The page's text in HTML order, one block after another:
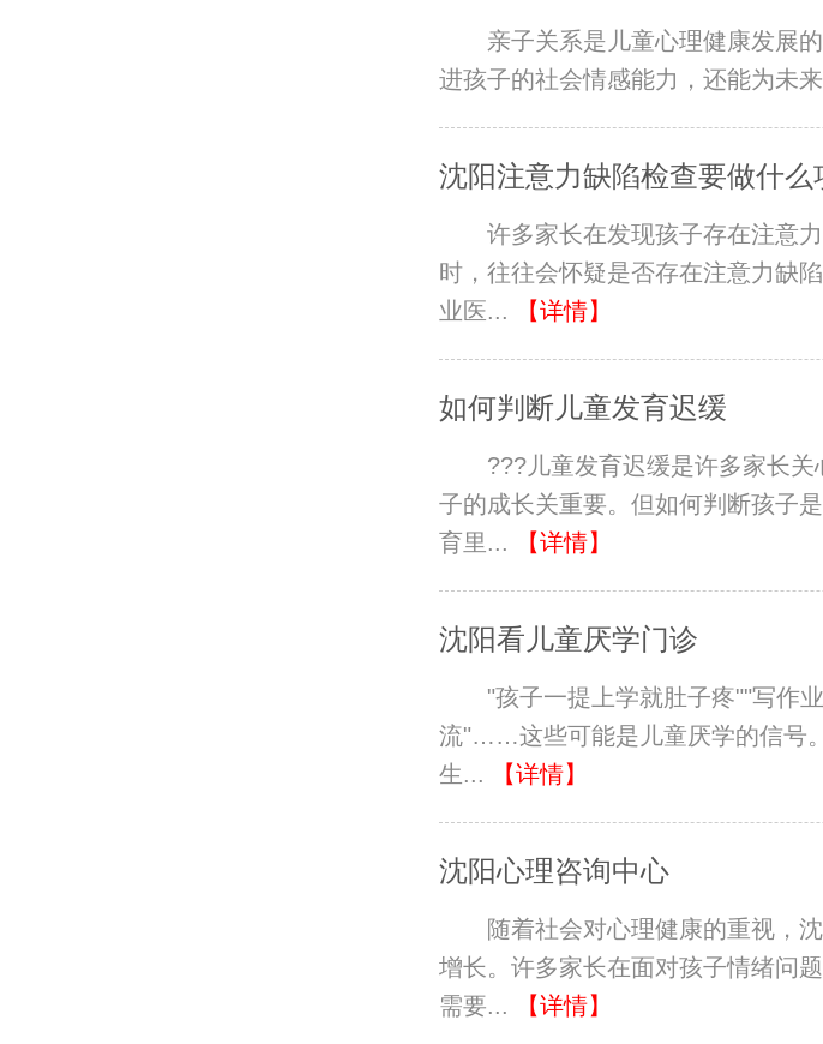
亲子关系是儿童心理健康发展
进孩子的社会情感能力，还能为未
沈阳注意力缺陷检查要做什么
许多家长在发现孩子存在注意
时，往往会怀疑是否存在注意力缺
业医...
【详情】
如何判断儿童发育迟缓
???儿童发育迟缓是许多家长
子的成长关重要。但如何判断孩子
育里...
【详情】
沈阳看儿童厌学门诊
"孩子一提上学就肚子疼""写作
流"……这些可能是儿童厌学的信号
生...
【详情】
沈阳心理咨询中心
随着社会对心理健康的重视，
增长。许多家长在面对孩子情绪问
需要...
【详情】